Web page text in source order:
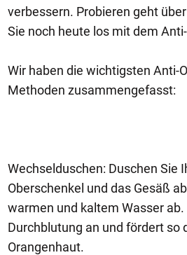
verbessern. Probieren geht
Sie noch heute los mit dem
Wir haben die wichtigsten Anti-
Methoden zusammengefasst:
Wechselduschen: Duschen Sie
Oberschenkel und das Gesäß
warmen und kaltem Wasser ab.
Durchblutung an und fördert so
Orangenhaut.